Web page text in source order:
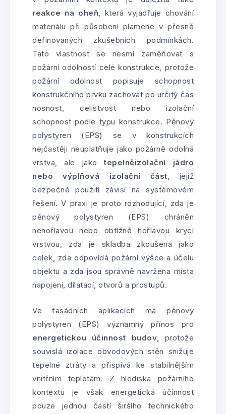
reakce na oheň, která vyjadřuje chování
materiálu při působení plamene v přesně
definovaných zkušebních podmínkách.
Tato vlastnost se nesmí zaměňovat s
požární odolností celé konstrukce, protože
požární odolnost popisuje schopnost
konstrukčního prvku zachovat po určitý čas
nosnost, celistvost nebo izolační
schopnost podle typu konstrukce. Pěnový
polystyren (EPS) se v konstrukcích
nejčastěji neuplatňuje jako požárně odolná
vrstva, ale jakotepelněizolační jádro
nebo výplňová izolační část, jejíž
bezpečné použití závisí na systémovém
řešení. V praxi je proto rozhodující, zda je
pěnový polystyren (EPS) chráněn
nehořlavou nebo obtížně hořlavou krycí
vrstvou, zda je skladba zkoušena jako
celek, zda odpovídá požární výšce a účelu
objektu a zda jsou správně navržena místa
napojení, dilatací, otvorů a prostupů.
Ve fasádních aplikacích má pěnový
polystyren (EPS) významný přínos pro
energetickou účinnost budov, protože
souvislá izolace obvodových stěn snižuje
tepelné ztráty a přispívá ke stabilnějším
vnitřním teplotám. Z hlediska požárního
kontextu je však energetická účinnost
pouze jednou částí širšího technického